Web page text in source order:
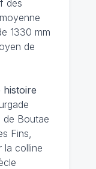
des
1330 mm
de
histoire
de Boutae
Fins,
la colline